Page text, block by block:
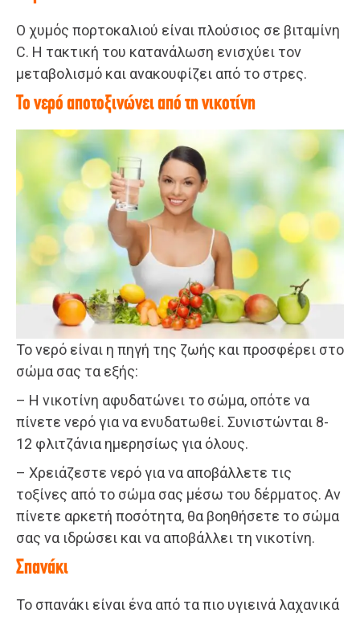
Ο χυμός πορτοκαλιού είναι πλούσιος σε βιταμίνη
C. Η τακτική του κατανάλωση ενισχύει τον
μεταβολισμό και ανακουφίζει από το στρες.
Το νερό αποτοξινώνει από τη νικοτίνη
Το νερό είναι η πηγή της ζωής και προσφέρει στο
σώμα σας τα εξής:
– Η νικοτίνη αφυδατώνει το σώμα, οπότε να
πίνετε νερό για να ενυδατωθεί. Συνιστώνται 8-
12 φλιτζάνια ημερησίως για όλους.
– Χρειάζεστε νερό για να αποβάλλετε τις
τοξίνες από το σώμα σας μέσω του δέρματος. Αν
πίνετε αρκετή ποσότητα, θα βοηθήσετε το σώμα
σας να ιδρώσει και να αποβάλλει τη νικοτίνη.
Σπανάκι
Το σπανάκι είναι ένα από τα πιο υγιεινά λαχανικά